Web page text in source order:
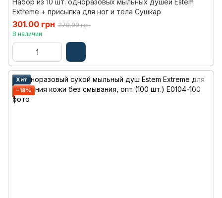
Набор из 10 шт. одноразовых мыльных душей Estem
Extreme + присыпка для ног и тела Сушкар
301.00 грн 379.00 грн
В наличии
Хит
−18%